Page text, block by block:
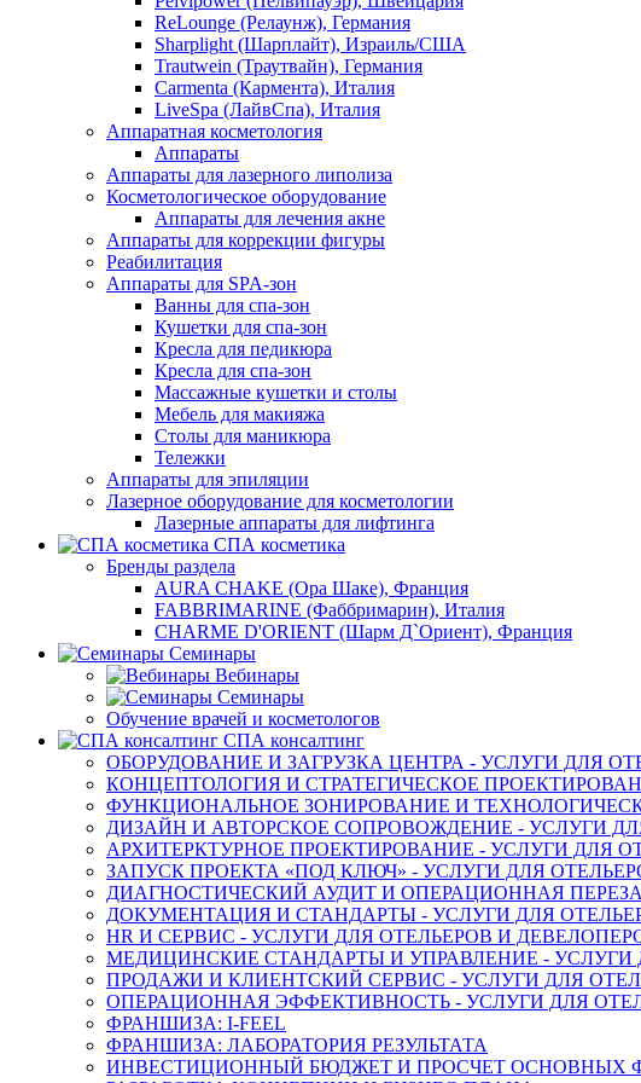
ReLounge (Релаунж), Германия
Sharplight (Шарплайт), Израиль/США
Trautwein (Траутвайн), Германия
Carmenta (Кармента), Италия
LiveSpa (ЛайвСпа), Италия
Аппаратная косметология
Аппараты
Аппараты для лазерного липолиза
Косметологическое оборудование
Аппараты для лечения акне
Аппараты для коррекции фигуры
Реабилитация
Аппараты для SPA-зон
Ванны для спа-зон
Кушетки для спа-зон
Кресла для педикюра
Кресла для спа-зон
Массажные кушетки и столы
Мебель для макияжа
Столы для маникюра
Тележки
Аппараты для эпиляции
Лазерное оборудование для косметологии
Лазерные аппараты для лифтинга
СПА косметика
Бренды раздела
AURA CHAKE (Ора Шаке), Франция
FABBRIMARINE (Фаббримарин), Италия
CHARME D'ORIENT (Шарм Д`Ориент), Франция
Семинары
Вебинары
Семинары
Обучение врачей и косметологов
СПА консалтинг
ОБОРУДОВАНИЕ И ЗАГРУЗКА ЦЕНТРА - УСЛУГИ ДЛЯ
КОНЦЕПТОЛОГИЯ И СТРАТЕГИЧЕСКОЕ
ФУНКЦИОНАЛЬНОЕ ЗОНИРОВАНИЕ И
ДИЗАЙН И АВТОРСКОЕ СОПРОВОЖДЕНИЕ - УСЛУГИ
АРХИТЕРКТУРНОЕ ПРОЕКТИРОВАНИЕ - УСЛУГИ ДЛЯ
ЗАПУСК ПРОЕКТА «ПОД КЛЮЧ» - УСЛУГИ ДЛЯ
ДИАГНОСТИЧЕСКИЙ АУДИТ И ОПЕРАЦИОННАЯ
ДОКУМЕНТАЦИЯ И СТАНДАРТЫ - УСЛУГИ ДЛЯ
HR И СЕРВИС - УСЛУГИ ДЛЯ ОТЕЛЬЕРОВ И
МЕДИЦИНСКИЕ СТАНДАРТЫ И УПРАВЛЕНИЕ - УСЛУГИ
ПРОДАЖИ И КЛИЕНТСКИЙ СЕРВИС - УСЛУГИ ДЛЯ
ОПЕРАЦИОННАЯ ЭФФЕКТИВНОСТЬ - УСЛУГИ ДЛЯ
ФРАНШИЗА: I-FEEL
ФРАНШИЗА: ЛАБОРАТОРИЯ РЕЗУЛЬТАТА
ИНВЕСТИЦИОННЫЙ БЮДЖЕТ И ПРОСЧЕТ ОСНОВНЫХ